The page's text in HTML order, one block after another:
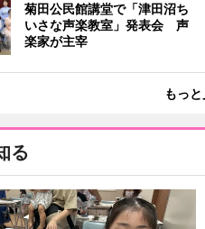
菊田公民館講堂で「津田沼ち
いさな声楽教室」発表会 声
楽家が主宰
もっ
る